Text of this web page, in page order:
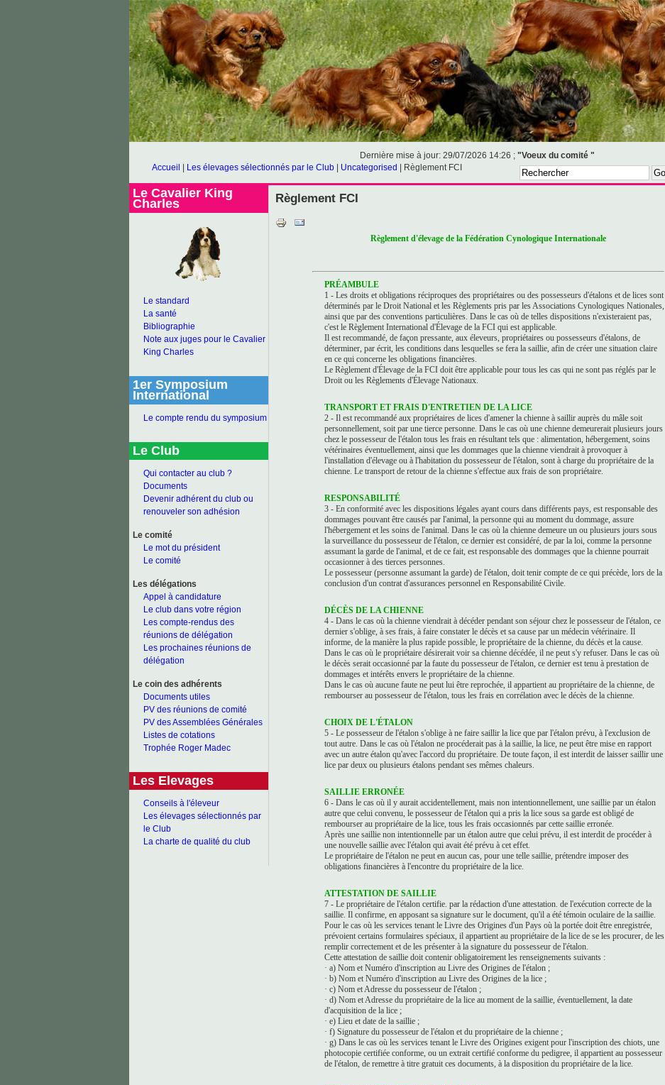
Accueil Les élevages sélectionnés par le Club| Uncategorised Règlement FCI
Dernière mise à jour: 29/07/2026 14:26 ; "Voeux du comité "
Le Cavalier King
Charles
Le standard
La santé
Bibliographie
Note aux juges pour le Cavalier
King Charles
1er Symposium
International
Le compte rendu du symposium
Le Club
Qui contacter au club ?
Documents
Devenir adhérent du club ou
renouveler son adhésion
Le comité
Le mot du président
Le comité
Les délégations
Appel à candidature
Le club dans votre région
Les compte-rendus des
réunions de délégation
Les prochaines réunions de
délégation
Le coin des adhérents
Documents utiles
PV des réunions de comité
PV des Assemblées Générales
Listes de cotations
Trophée Roger Madec
Les Elevages
Conseils à l'éleveur
Les élevages sélectionnés par
le Club
La charte de qualité du club
Règlement FCI
Règlement d'élevage de la Fédération Cynologique Internationale
PRÉAMBULE
1 - Les droits et obligations réciproques des propriétaires ou des possesseurs d'étalons et de lices sont
déterminés par le Droit National et les Règlements pris par les Associations Cynologiques Nationales,
ainsi que par des conventions particulières. Dans le cas où de telles dispositions n'existeraient pas,
c'est le Règlement International d'Élevage de la FCI qui est applicable.
Il est recommandé, de façon pressante, aux éleveurs, propriétaires ou possesseurs d'étalons, de
déterminer, par écrit, les conditions dans lesquelles se fera la saillie, afin de créer une situation claire
en ce qui concerne les obligations financières.
Le Règlement d'Élevage de la FCI doit être applicable pour tous les cas qui ne sont pas réglés par le
Droit ou les Règlements d'Élevage Nationaux.
TRANSPORT ET FRAIS D'ENTRETIEN DE LA LICE
2 - Il est recommandé aux propriétaires de lices d'amener la chienne à saillir auprès du mâle soit
personnellement, soit par une tierce personne. Dans le cas où une chienne demeurerait plusieurs jours
chez le possesseur de l'étalon tous les frais en résultant tels que : alimentation, hébergement, soins
vétérinaires éventuellement, ainsi que les dommages que la chienne viendrait à provoquer à
l'installation d'élevage ou à l'habitation du possesseur de l'étalon, sont à charge du propriétaire de la
chienne. Le transport de retour de la chienne s'effectue aux frais de son propriétaire.
RESPONSABILITÉ
3 - En conformité avec les dispositions légales ayant cours dans différents pays, est responsable des
dommages pouvant être causés par l'animal, la personne qui au moment du dommage, assure
l'hébergement et les soins de l'animal. Dans le cas où la chienne demeure un ou plusieurs jours sous
la surveillance du possesseur de l'étalon, ce dernier est considéré, de par la loi, comme la personne
assumant la garde de l'animal, et de ce fait, est responsable des dommages que la chienne pourrait
occasionner à des tierces personnes.
Le possesseur (personne assumant la garde) de l'étalon, doit tenir compte de ce qui précède, lors de la
conclusion d'un contrat d'assurances personnel en Responsabilité Civile.
DÉCÈS DE LA CHIENNE
4 - Dans le cas où la chienne viendrait à décéder pendant son séjour chez le possesseur de l'étalon, ce
dernier s'oblige, à ses frais, à faire constater le décès et sa cause par un médecin vétérinaire. Il
informe, de la manière la plus rapide possible, le propriétaire de la chienne, du décès et la cause.
Dans le cas où le propriétaire désirerait voir sa chienne décédée, il ne peut s'y refuser. Dans le cas où
le décès serait occasionné par la faute du possesseur de l'étalon, ce dernier est tenu à prestation de
dommages et intérêts envers le propriétaire de la chienne.
Dans le cas où aucune faute ne peut lui être reprochée, il appartient au propriétaire de la chienne, de
rembourser au possesseur de l'étalon, tous les frais en corrélation avec le décès de la chienne.
CHOIX DE L'ÉTALON
5 - Le possesseur de l'étalon s'oblige à ne faire saillir la lice que par l'étalon prévu, à l'exclusion de
tout autre. Dans le cas où l'étalon ne procéderait pas à la saillie, la lice, ne peut être mise en rapport
avec un autre étalon qu'avec l'accord du propriétaire. De toute façon, il est interdit de laisser saillir une
lice par deux ou plusieurs étalons pendant ses mêmes chaleurs.
SAILLIE ERRONÉE
6 - Dans le cas où il y aurait accidentellement, mais non intentionnellement, une saillie par un étalon
autre que celui convenu, le possesseur de l'étalon qui a pris la lice sous sa garde est obligé de
rembourser au propriétaire de la lice, tous les frais occasionnés par cette saillie erronée.
Après une saillie non intentionnelle par un étalon autre que celui prévu, il est interdit de procéder à
une nouvelle saillie avec l'étalon qui avait été prévu à cet effet.
Le propriétaire de l'étalon ne peut en aucun cas, pour une telle saillie, prétendre imposer des
obligations financières à l'encontre du propriétaire de la lice.
ATTESTATION DE SAILLIE
7 - Le propriétaire de l'étalon certifie. par la rédaction d'une attestation. de l'exécution correcte de la
saillie. Il confirme, en apposant sa signature sur le document, qu'il a été témoin oculaire de la saillie.
Pour le cas où les services tenant le Livre des Origines d'un Pays où la portée doit être enregistrée,
prévoient certains formulaires spéciaux, il appartient au propriétaire de la lice de se les procurer, de les
remplir correctement et de les présenter à la signature du possesseur de l'étalon.
Cette attestation de saillie doit contenir obligatoirement les renseignements suivants :
· a) Nom et Numéro d'inscription au Livre des Origines de l'étalon ;
· b) Nom et Numéro d'inscription au Livre des Origines de la lice ;
· c) Nom et Adresse du possesseur de l'étalon ;
· d) Nom et Adresse du propriétaire de la lice au moment de la saillie, éventuellement, la date
d'acquisition de la lice ;
· e) Lieu et date de la saillie ;
· f) Signature du possesseur de l'étalon et du propriétaire de la chienne ;
· g) Dans le cas où les services tenant le Livre des Origines exigent pour l'inscription des chiots, une
photocopie certifiée conforme, ou un extrait certifié conforme du pedigree, il appartient au possesseur
de l'étalon, de remettre à titre gratuit ces documents, à la disposition du propriétaire de la lice.